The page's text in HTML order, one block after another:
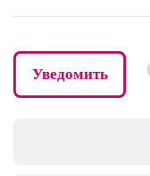
Уведомить